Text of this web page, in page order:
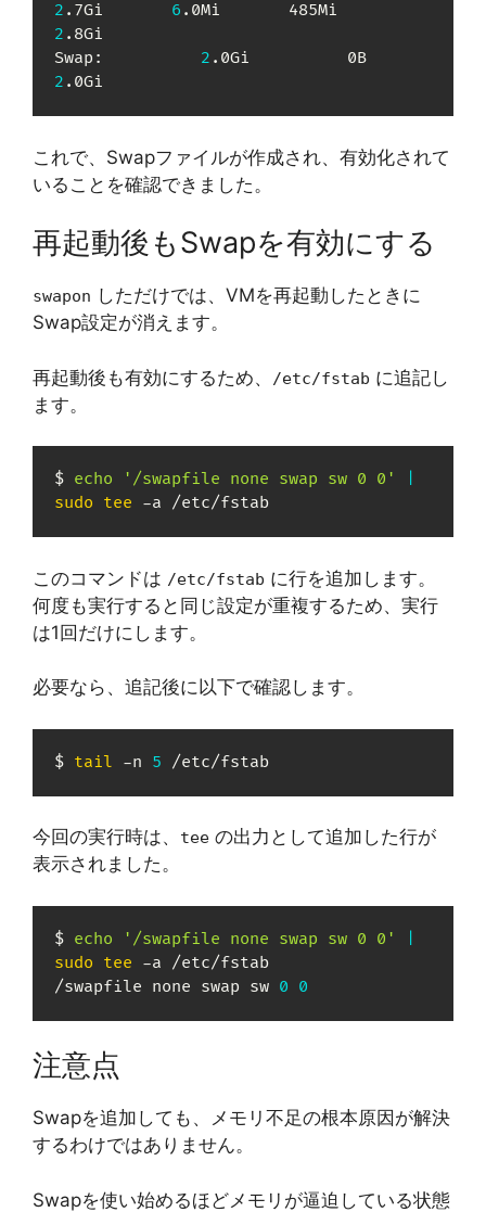
2 .7Gi 6
2 .8Gi
Swap: 2
2 .0Gi
これで、Swapファイルが作成され、有効化されて
いることを確認できました。
再起動後もSwapを有効にする
swapon しただけでは、VMを再起動したときに
Swap設定が消えます。
再起動後も有効にするため、 /etc/fstab に追記し
ます。
$ echo '/swapfile none swap sw 0 0'
sudo tee -a /etc/fstab
このコマンドは /etc/fstab に行を追加します。
何度も実行すると同じ設定が重複するため、実行
は1回だけにします。
必要なら、追記後に以下で確認します。
$ tail -n 5 /etc/fstab
今回の実行時は、 tee の出力として追加した行が
表示されました。
$ echo '/swapfile none swap sw 0 0'
sudo tee -a /etc/fstab
/swapfile none swap sw 0 0
注意点
Swapを追加しても、メモリ不足の根本原因が解決
するわけではありません。
Swapを使い始めるほどメモリが逼迫している状態